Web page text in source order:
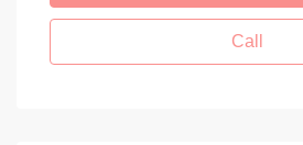
Call